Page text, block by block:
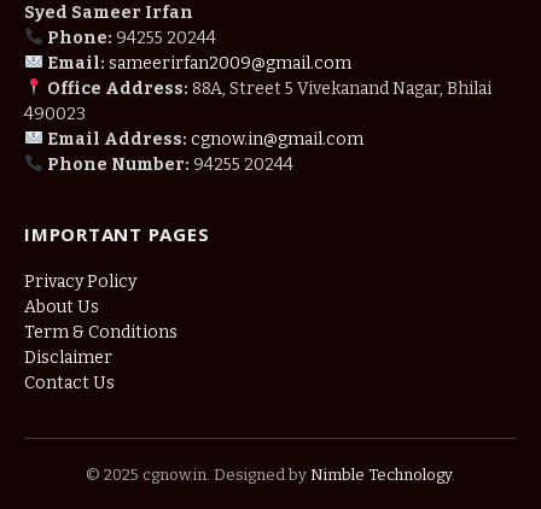
Syed Sameer Irfan
Phone: 94255 20244
Email: sameerirfan2009@gmail.com
Office Address: 88A, Street 5 Vivekanand Nagar, Bhilai
490023
Email Address: cgnow.in@gmail.com
Phone Number: 94255 20244
IMPORTANT PAGES
Privacy Policy
About Us
Term & Conditions
Disclaimer
Contact Us
© 2025 cgnow.in. Designed by Nimble Technology.